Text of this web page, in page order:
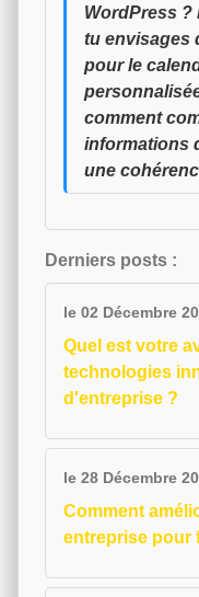
WordPress ?
tu envisages
pour le
comment
informations
une
Derniers posts :
le 02 Décembre
Quel est votre
technologies
d'entreprise ?
le 28 Décembre
Comment
entreprise pour